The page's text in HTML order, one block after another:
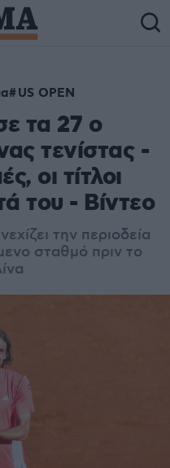
US OPEN
τα 27 ο
τενίστας -
οι τίτλοι
του - Βίντεο
την περιοδεία
σταθμό πριν το